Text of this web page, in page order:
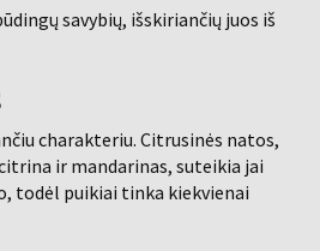
savybių, išskiriančių juos iš
charakteriu. Citrusinės natos,
ir mandarinas, suteikia jai
todėl puikiai tinka kiekvienai